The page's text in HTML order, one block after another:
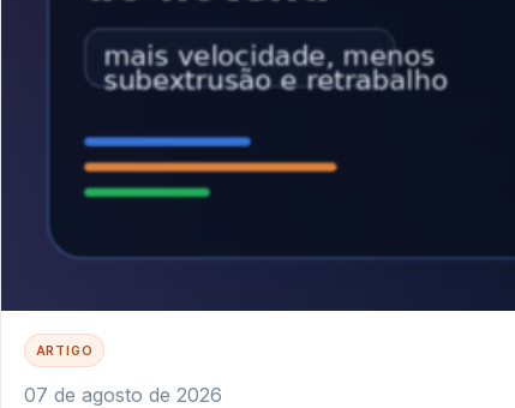
ARTIGO
07 de agosto de 2026